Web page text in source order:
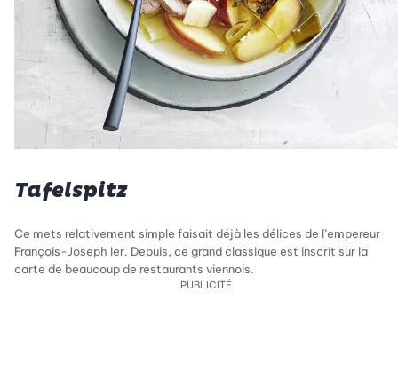
Tafelspitz
Ce mets relativement simple faisait déjà les délices de l’empereur
François-Joseph Ier. Depuis, ce grand classique est inscrit sur la
carte de beaucoup de restaurants viennois.
PUBLICITÉ